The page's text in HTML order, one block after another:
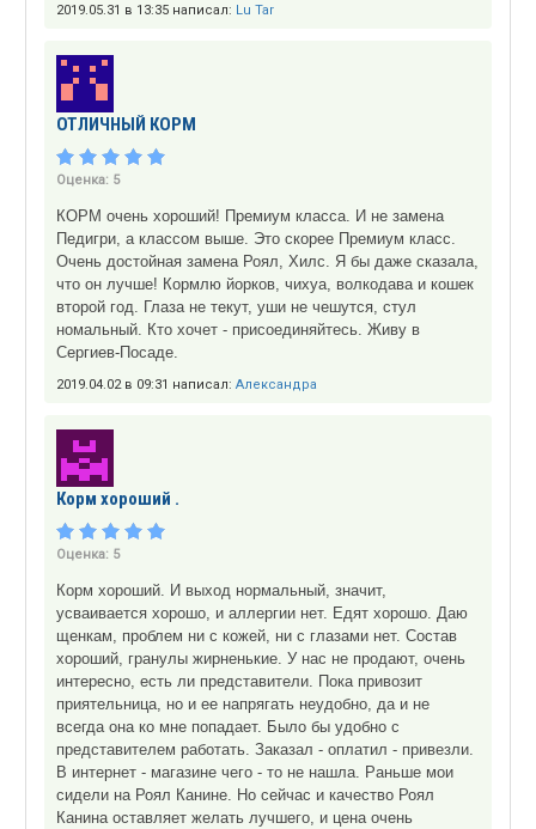
2019.05.31 в 13:35 написал: Lu Tar
ОТЛИЧНЫЙ КОРМ
Оценка: 5
КОРМ очень хороший! Премиум класса. И не замена
Педигри, а классом выше. Это скорее Премиум класс.
Очень достойная замена Роял, Хилс. Я бы даже сказала,
что он лучше! Кормлю йорков, чихуа, волкодава и кошек
второй год. Глаза не текут, уши не чешутся, стул
номальный. Кто хочет - присоединяйтесь. Живу в
Сергиев-Посаде.
2019.04.02 в 09:31 написал: Александра
Корм хороший .
Оценка: 5
Корм хороший. И выход нормальный, значит,
усваивается хорошо, и аллергии нет. Едят хорошо. Даю
щенкам, проблем ни с кожей, ни с глазами нет. Состав
хороший, гранулы жирненькие. У нас не продают, очень
интересно, есть ли представители. Пока привозит
приятельница, но и ее напрягать неудобно, да и не
всегда она ко мне попадает. Было бы удобно с
представителем работать. Заказал - оплатил - привезли.
В интернет - магазине чего - то не нашла. Раньше мои
сидели на Роял Канине. Но сейчас и качество Роял
Канина оставляет желать лучшего, и цена очень